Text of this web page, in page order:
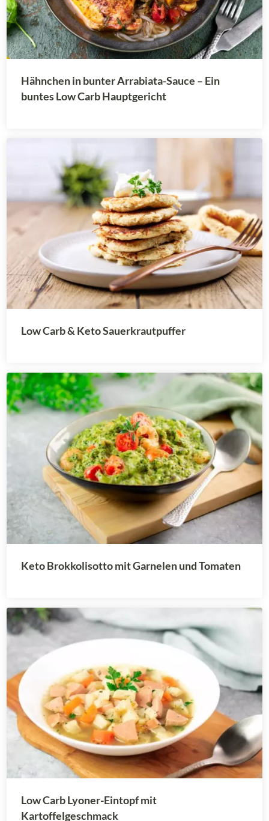
Hähnchen in bunter Arrabiata-Sauce – Ein
buntes Low Carb Hauptgericht
Low Carb & Keto Sauerkrautpuffer
Keto Brokkolisotto mit Garnelen und Tomaten
Low Carb Lyoner-Eintopf mit
Kartoffelgeschmack